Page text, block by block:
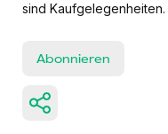
sind Kaufgelegenheiten.
Abonnieren